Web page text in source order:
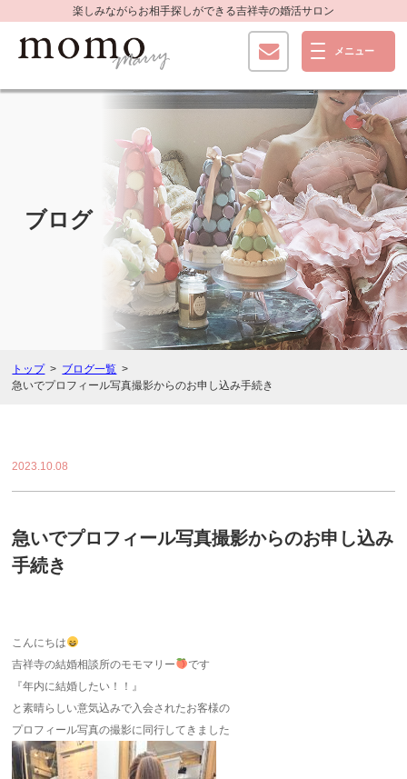
楽しみながらお相手探しができる吉祥寺の婚活サロン
ブログ
トップ
ブログ一覧
急いでプロフィール写真撮影からのお申し込み手続き
2023.10.08
急いでプロフィール写真撮影からのお申し込み
手続き
こんにちは
吉祥寺の結婚相談所のモモマリー
です
『年内に結婚したい！！』
と素晴らしい意気込みで入会されたお客様の
プロフィール写真の撮影に同行してきました